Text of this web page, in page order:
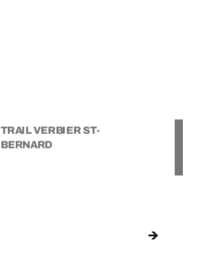
TRAIL VERBIER ST-
BERNARD